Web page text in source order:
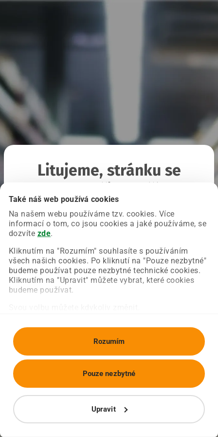
Také náš web používá cookies
Na našem webu používáme tzv. cookies. Více
informací o tom, co jsou cookies a jaké používáme, se
dozvíte zde.
Kliknutím na "Rozumím" souhlasíte s používáním
všech našich cookies. Po kliknutí na "Pouze nezbytné"
budeme používat pouze nezbytné technické cookies.
Kliknutím na "Upravit" můžete vybrat, které cookies
budeme používat.
Rozumím
Upravit
Pouze nezbytné
Litujeme, stránku se
Chyba nastala na naší straně a už ji opravujeme.
Zkuste prosím znovu načíst požadovanou stránku.
Obnovit stránku Úvodní strana